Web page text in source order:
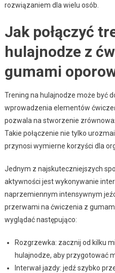
rozwiązaniem dla wielu osób.
Jak połączyć
hulajnodze z
gumami
Trening na hulajnodze może być
wprowadzenia elementów
pozwala na stworzenie
Takie połączenie nie tylko
przynosi wymierne korzyści dla
Jednym z najskuteczniejszych
aktywności jest wykonywanie
naprzemiennym intensywnym
przerwami na ćwiczenia z
wyglądać następująco:
Rozgrzewka: zacznij od kilku
hulajnodze, aby przygotować
Interwał jazdy: jedź szybko